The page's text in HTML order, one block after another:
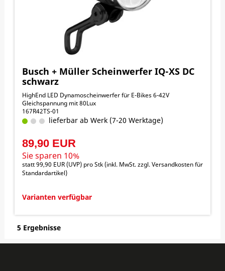
Busch + Müller Scheinwerfer IQ-XS DC
schwarz
HighEnd LED Dynamoscheinwerfer für E-Bikes 6-42V
Gleichspannung mit 80Lux
167R42TS-01
lieferbar ab Werk (7-20 Werktage)
89,90 EUR
Sie sparen 10%
statt99,90 EUR(UVP) pro Stk (inkl. MwSt. zzgl.Versandkosten für
Standardartikel)
Varianten verfügbar
5 Ergebnisse